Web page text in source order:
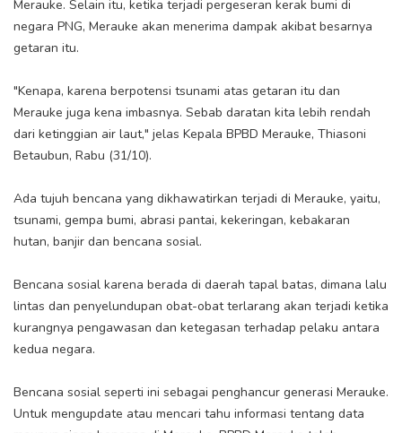
Merauke. Selain itu, ketika terjadi pergeseran kerak bumi di
negara PNG, Merauke akan menerima dampak akibat besarnya
getaran itu.
"Kenapa, karena berpotensi tsunami atas getaran itu dan
Merauke juga kena imbasnya. Sebab daratan kita lebih rendah
dari ketinggian air laut," jelas Kepala BPBD Merauke, Thiasoni
Betaubun, Rabu (31/10).
Ada tujuh bencana yang dikhawatirkan terjadi di Merauke, yaitu,
tsunami, gempa bumi, abrasi pantai, kekeringan, kebakaran
hutan, banjir dan bencana sosial.
Bencana sosial karena berada di daerah tapal batas, dimana lalu
lintas dan penyelundupan obat-obat terlarang akan terjadi ketika
kurangnya pengawasan dan ketegasan terhadap pelaku antara
kedua negara.
Bencana sosial seperti ini sebagai penghancur generasi Merauke.
Untuk mengupdate atau mencari tahu informasi tentang data